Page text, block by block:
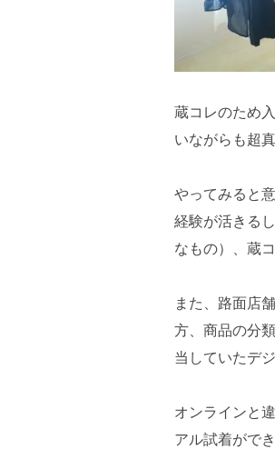
蔵コレのため
いながらも超
やってみると
経験が活きる
なもの）、蔵
また、路面店
方、商品の分
当していたデ
オンラインと
アル試着がで